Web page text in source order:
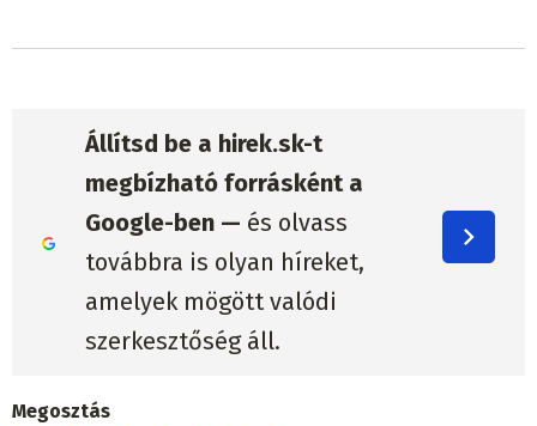
Állítsd be a hirek.sk-t
megbízható forrásként a
Google-ben — és olvass
továbbra is olyan híreket,
amelyek mögött valódi
szerkesztőség áll.
Megosztás